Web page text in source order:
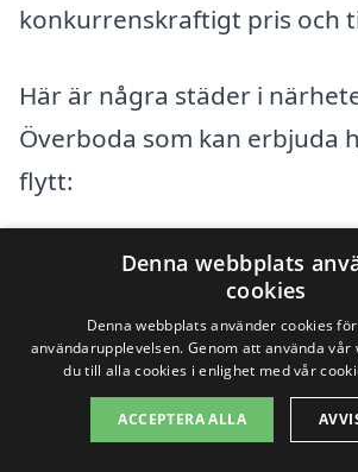
konkurrenskraftigt pris och
Här är några städer i
Överboda som kan erbjuda
flytt:
Umedalen
Holmsund
Ålidhem
Täfteå
Denna webbplats
cookies
Denna webbplats använder cookies
användarupplevelsen. Genom att använda
du till alla cookies i enlighet med vår
ACCEPTERA ALLA